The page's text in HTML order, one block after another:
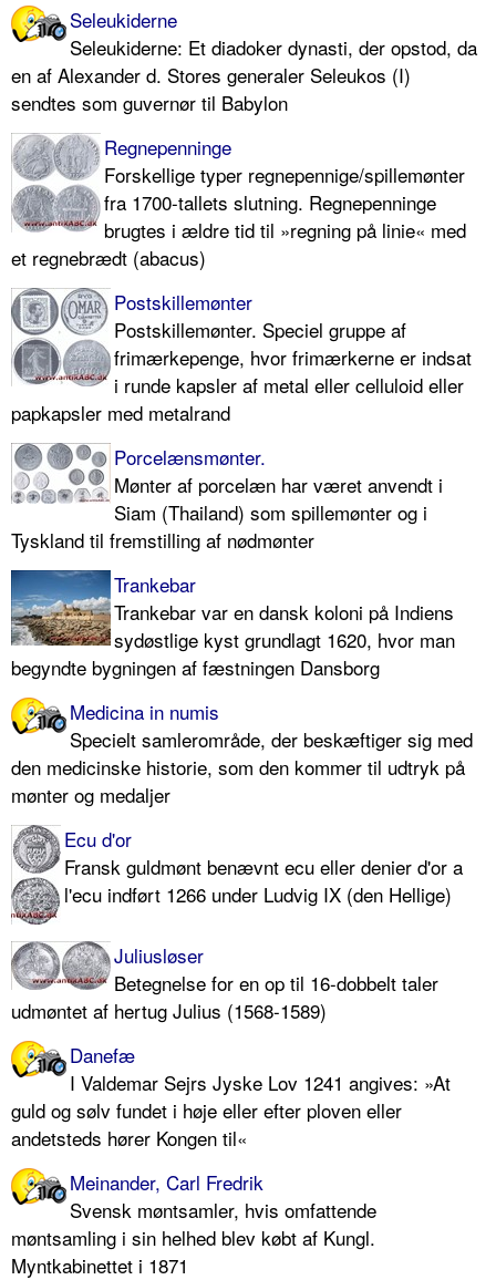
Seleukiderne
Seleukiderne: Et diadoker dynasti, der opstod, da
en af Alexander d. Stores generaler Seleukos (I)
sendtes som guvernør til Babylon
Regnepenninge
Forskellige typer regnepennige/spillemønter
fra 1700-tallets slutning. Regnepenninge
brugtes i ældre tid til »regning på linie« med
et regnebrædt (abacus)
Postskillemønter
Postskillemønter. Speciel gruppe af
frimærkepenge, hvor frimærkerne er indsat
i runde kapsler af metal eller celluloid eller
papkapsler med metalrand
Porcelænsmønter.
Mønter af porcelæn har været anvendt i
Siam (Thailand) som spillemønter og i
Tyskland til fremstilling af nødmønter
Trankebar
Trankebar var en dansk koloni på Indiens
sydøstlige kyst grundlagt 1620, hvor man
begyndte bygningen af fæstningen Dansborg
Medicina in numis
Specielt samlerområde, der beskæftiger sig med
den medicinske historie, som den kommer til udtryk på
mønter og medaljer
Ecu d'or
Fransk guldmønt benævnt ecu eller denier d'or a
l'ecu indført 1266 under Ludvig IX (den Hellige)
Juliusløser
Betegnelse for en op til 16-dobbelt taler
udmøntet af hertug Julius (1568-1589)
Danefæ
I Valdemar Sejrs Jyske Lov 1241 angives: »At
guld og sølv fundet i høje eller efter ploven eller
andetsteds hører Kongen til«
Meinander, Carl Fredrik
Svensk møntsamler, hvis omfattende
møntsamling i sin helhed blev købt af Kungl.
Myntkabinettet i 1871